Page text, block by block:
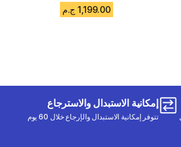
1,199.00 ج.م
إمكانية الاستبدال والاسترجاع
تتوفر إمكانية الاستبدال والإرجاع خلال 60 يوم